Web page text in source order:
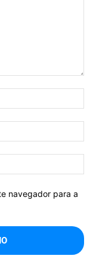
navegador para a